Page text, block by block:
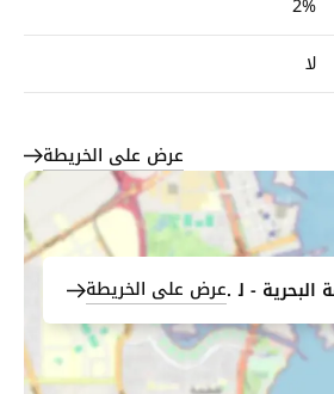
2%
لا
عرض على الخريطة
البحرية - لوسيلعرض على الخريطة